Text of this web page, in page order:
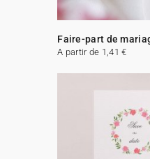
Faire-part de
A partir de 1,41 €